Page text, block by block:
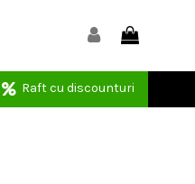
Raft cu discounturi